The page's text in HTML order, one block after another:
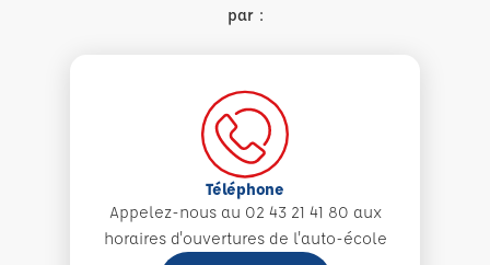
par :
Téléphone
Appelez-nous au 02 43 21 41 80 aux
horaires d'ouvertures de l'auto-école